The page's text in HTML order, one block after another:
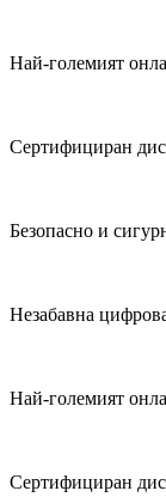
Най-големият
Сертифициран
Безопасно и
Незабавна
Най-големият
Сертифициран